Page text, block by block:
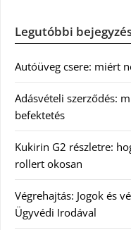
Legutóbbi
Autóüveg csere: miért
Adásvételi szerződés:
befektetés
Kukirin G2 részletre:
rollert okosan
Végrehajtás: Jogok és
Ügyvédi Irodával